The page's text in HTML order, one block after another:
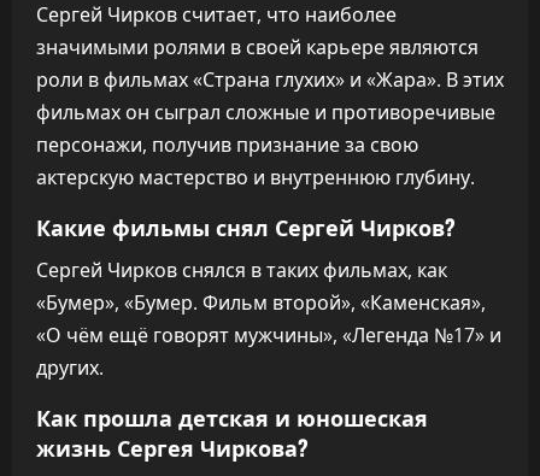
Сергей Чирков считает, что наиболее
значимыми ролями в своей карьере являются
роли в фильмах «Страна глухих» и «Жара». В этих
фильмах он сыграл сложные и противоречивые
персонажи, получив признание за свою
актерскую мастерство и внутреннюю глубину.
Какие фильмы снял Сергей Чирков?
Сергей Чирков снялся в таких фильмах, как
«Бумер», «Бумер. Фильм второй», «Каменская»,
«О чём ещё говорят мужчины», «Легенда №17» и
других.
Как прошла детская и юношеская
жизнь Сергея Чиркова?